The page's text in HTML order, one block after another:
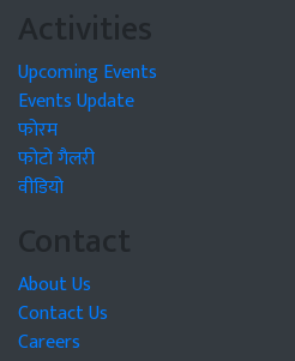
Activities
Upcoming Events
Events Update
फोरम
फोटो गैलरी
वीडियो
Contact
About Us
Contact Us
Careers